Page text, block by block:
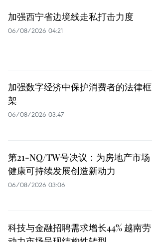
加强西宁省边境线走私打击力度
06/08/2026 04:21
加强数字经济中保护消费者的法律框
架
06/08/2026 03:47
第21-NQ/TW号决议：为房地产市场
健康可持续发展创造新动力
06/08/2026 03:06
科技与金融招聘需求增长44% 越南劳